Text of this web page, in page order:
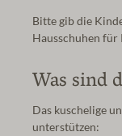
Bitte gib die
Hausschuhen
Was sind
Das kuschelige
unterstützen: